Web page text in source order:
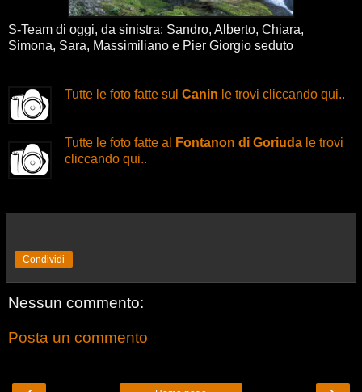
S-Team di oggi, da sinistra: Sandro, Alberto, Chiara,
Simona, Sara, Massimiliano e Pier Giorgio seduto
Tutte le foto fatte sul Canin le trovi cliccando qui..
Tutte le foto fatte al Fontanon di Goriudale trovi
cliccando qui..
Condividi
Nessun commento:
Posta un commento